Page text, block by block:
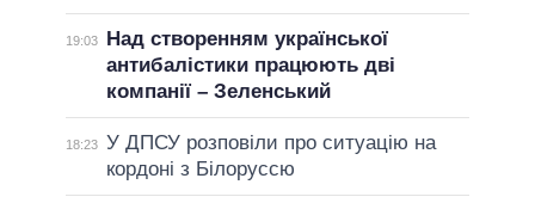
19:03
Над створенням української
антибалістики працюють дві
компанії – Зеленський
18:23 У ДПСУ розповіли про ситуацію на
кордоні з Білоруссю